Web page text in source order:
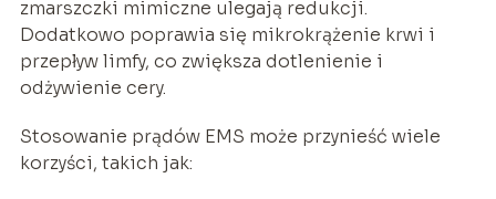
zmarszczki mimiczne ulegają redukcji.
Dodatkowo poprawia się mikrokrążenie krwi i
przepływ limfy, co zwiększa dotlenienie i
odżywienie cery.
Stosowanie prądów EMS może przynieść wiele
korzyści, takich jak: